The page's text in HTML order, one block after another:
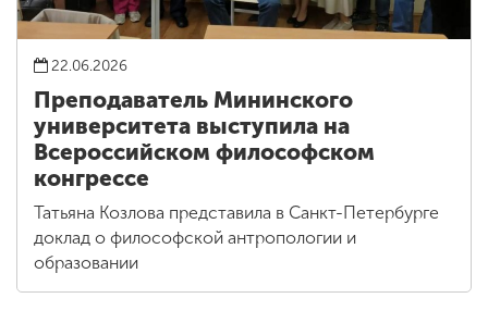
22.06.2026
Преподаватель Мининского
университета выступила на
Всероссийском философском
конгрессе
Татьяна Козлова представила в Санкт-Петербурге
доклад о философской антропологии и
образовании